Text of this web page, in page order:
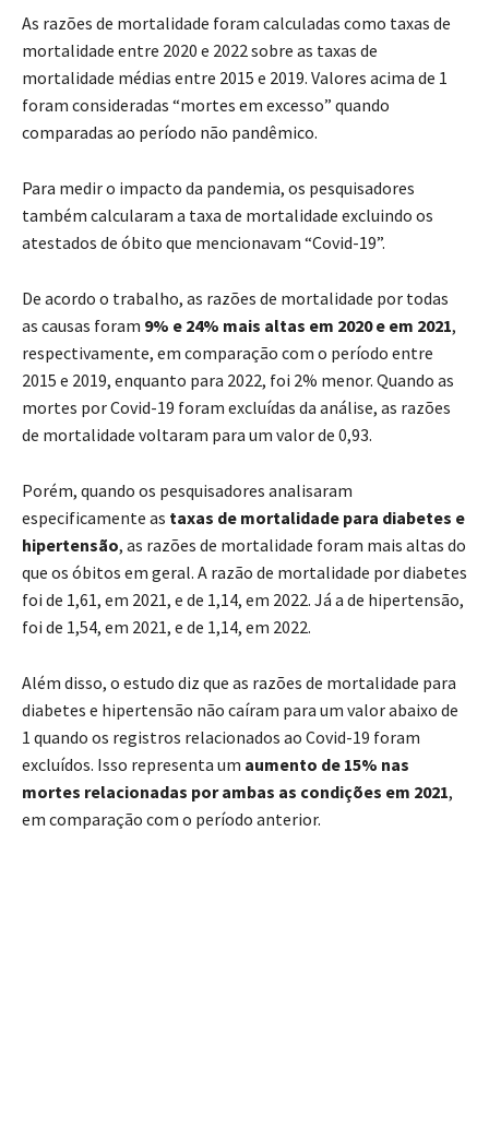
As razões de mortalidade foram calculadas como taxas de
mortalidade entre 2020 e 2022 sobre as taxas de
mortalidade médias entre 2015 e 2019. Valores acima de 1
foram consideradas “mortes em excesso” quando
comparadas ao período não pandêmico.
Para medir o impacto da pandemia, os pesquisadores
também calcularam a taxa de mortalidade excluindo os
atestados de óbito que mencionavam “Covid-19”.
De acordo o trabalho, as razões de mortalidade por todas
as causas foram 9% e 24% mais altas em 2020 e em 2021,
respectivamente, em comparação com o período entre
2015 e 2019, enquanto para 2022, foi 2% menor. Quando as
mortes por Covid-19 foram excluídas da análise, as razões
de mortalidade voltaram para um valor de 0,93.
Porém, quando os pesquisadores analisaram
especificamente as taxas de mortalidade para diabetes e
hipertensão, as razões de mortalidade foram mais altas do
que os óbitos em geral. A razão de mortalidade por diabetes
foi de 1,61, em 2021, e de 1,14, em 2022. Já a de hipertensão,
foi de 1,54, em 2021, e de 1,14, em 2022.
Além disso, o estudo diz que as razões de mortalidade para
diabetes e hipertensão não caíram para um valor abaixo de
1 quando os registros relacionados ao Covid-19 foram
excluídos. Isso representa um aumento de 15% nas
mortes relacionadas por ambas as condições em 2021,
em comparação com o período anterior.